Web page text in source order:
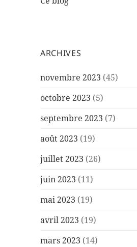
ARCHIVES
novembre 2023 (45)
octobre 2023 (5)
septembre 2023 (7)
août 2023 (19)
juillet 2023 (26)
juin 2023 (11)
mai 2023 (19)
avril 2023 (19)
mars 2023 (14)